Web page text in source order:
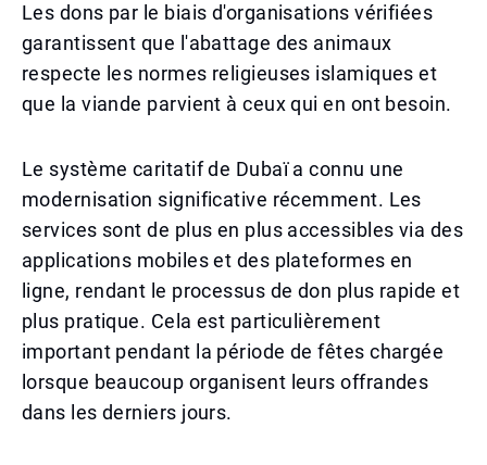
Les dons par le biais d'organisations vérifiées
garantissent que l'abattage des animaux
respecte les normes religieuses islamiques et
que la viande parvient à ceux qui en ont besoin.
Le système caritatif de Dubaï a connu une
modernisation significative récemment. Les
services sont de plus en plus accessibles via des
applications mobiles et des plateformes en
ligne, rendant le processus de don plus rapide et
plus pratique. Cela est particulièrement
important pendant la période de fêtes chargée
lorsque beaucoup organisent leurs offrandes
dans les derniers jours.